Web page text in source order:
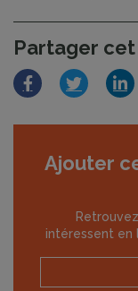
Partager
FacebookTwitter
Ajouter
intéressent en